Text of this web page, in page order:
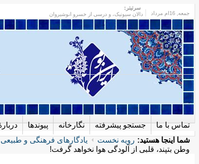
جمعه
سرتیتر:
دالان سیونیک، و درسی از خسرو انوشیروان
پیوندها نگارخانه جستجو پیشرفته تماس با ما
شما اینجا هستید: رویه نخست یادگارهای فرهنگی و طبیعی
وطن بتپند، قلبی از آلودگی هوا نخواهد گرفت!